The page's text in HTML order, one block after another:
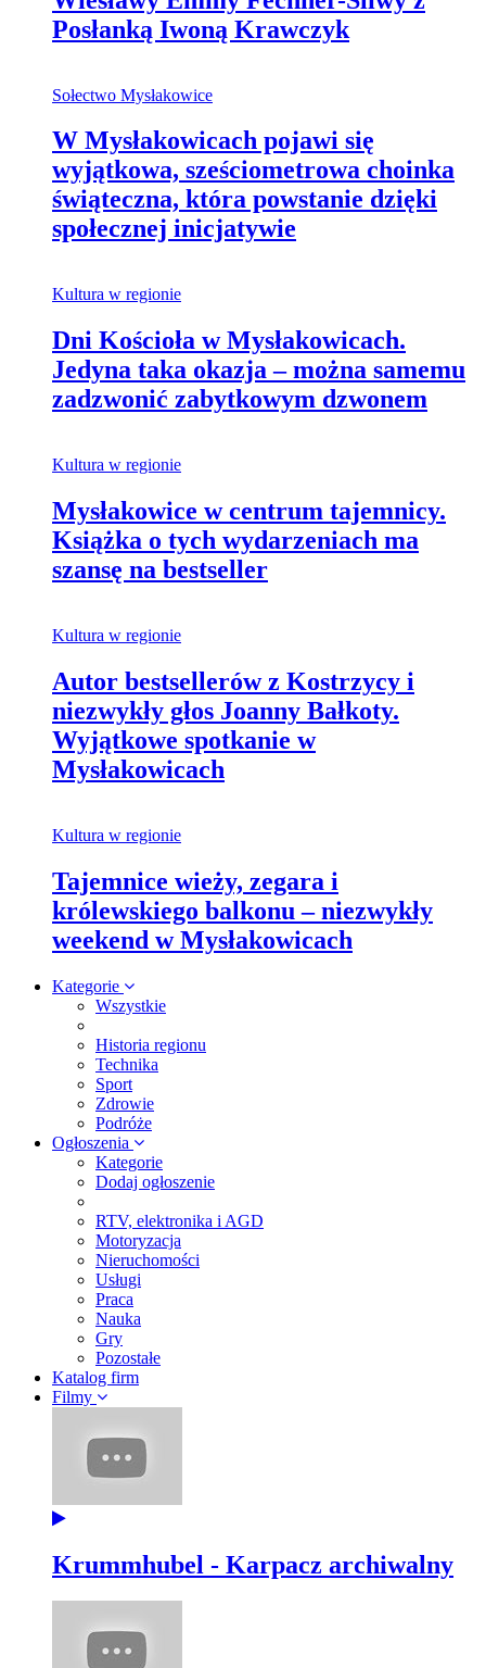
Posłanką Iwoną Krawczyk
Sołectwo Mysłakowice
W Mysłakowicach pojawi się
wyjątkowa, sześciometrowa choinka
świąteczna, która powstanie dzięki
społecznej inicjatywie
Kultura w regionie
Dni Kościoła w Mysłakowicach.
Jedyna taka okazja – można samemu
zadzwonić zabytkowym dzwonem
Kultura w regionie
Mysłakowice w centrum tajemnicy.
Książka o tych wydarzeniach ma
szansę na bestseller
Kultura w regionie
Autor bestsellerów z Kostrzycy i
niezwykły głos Joanny Bałkoty.
Wyjątkowe spotkanie w
Mysłakowicach
Kultura w regionie
Tajemnice wieży, zegara i
królewskiego balkonu – niezwykły
weekend w Mysłakowicach
Kategorie
Wszystkie
Historia regionu
Technika
Sport
Zdrowie
Podróże
Ogłoszenia
Kategorie
Dodaj ogłoszenie
RTV, elektronika i AGD
Motoryzacja
Nieruchomości
Usługi
Praca
Nauka
Gry
Pozostałe
Katalog firm
Filmy
Krummhubel - Karpacz archiwalny